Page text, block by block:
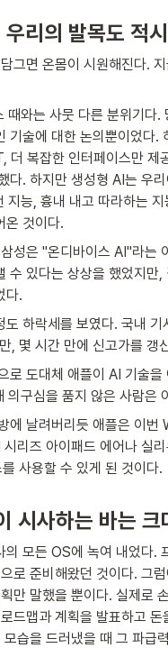
리의 발목도 적
그면 온몸이 시원해진다.
와는 사뭇 다른 분위기다
기술에 대한 논의뿐이었다
더 복잡한 인터페이스만 제
다. 하지만 생성형 AI는 우
지능, 흉내 내고 따라하는
온 것이다.
성은 "온디바이스 AI"라는
수 있다는 상상을 했었지만
다.
하락세를 보였다. 국내
, 몇 시간 만에 신고가를 갱
로 도대체 애플이 AI 기술
구심을 품지 않은 사람은
에 날려버리듯 애플은 이
리즈 아이패드 에어나 실
사용할 수 있게 된 것이다.
시사하는 바는 크
모든 OS에 녹여 내었다.
로 준비해왔던 것이다. 그
만 말했을 뿐이다. 실제로
드맵과 계획을 발표하고
습을 드러냈을 때 그 파급